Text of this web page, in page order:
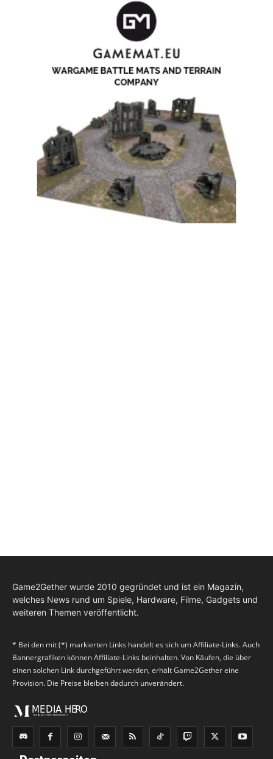
Game2Gether wurde 2010 gegründet und ist ein Magazin,
welches News rund um Spiele, Hardware, Filme, Gadgets und
weiteren Themen veröffentlicht.
* Bei den mit (*) markierten Links handelt es sich um Affiliate-Links. Auch
Bannergrafiken können Affiliate-Links beinhalten. Von Käufen, die über
einen solchen Link durchgeführt werden, erhält Game2Gether eine
Provision. Die Preise bleiben dadurch unverändert.